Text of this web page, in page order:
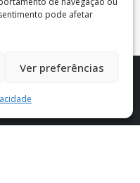
pode afetar
Ver preferências